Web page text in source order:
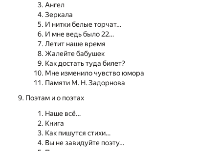
Ангел
Зеркала
И нитки белые торчат…
И мне ведь было 22…
Летит наше время
Жалейте бабушек
Как достать туда билет?
Мне изменило чувство юмора
Памяти М. Н. Задорнова
Поэтам и о поэтах
Наше всё…
Книга
Как пишутся стихи…
Вы не завидуйте поэту…